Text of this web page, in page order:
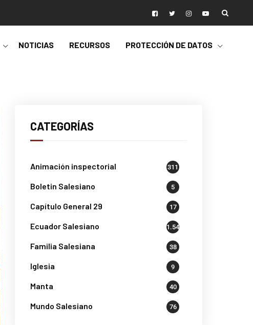
NOTICIAS RECURSOS PROTECCIÓN DE DATOS
CATEGORÍAS
Animación inspectorial 311
Boletin Salesiano 5
Capítulo General 29 17
Ecuador Salesiano 1.541
Familia Salesiana 38
Iglesia 9
Manta 40
Mundo Salesiano 76